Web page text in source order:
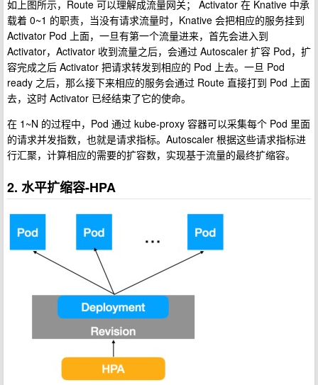
如上图所示，Route 可以理解成流量网关； Activator 在 Knative 中承
载着 0~1 的职责，当没有请求流量时，Knative 会把相应的服务挂到
Activator Pod 上面，一旦有第一个流量进来，首先会进入到
Activator，Activator 收到流量之后，会通过 Autoscaler 扩容 Pod，扩
容完成之后 Activator 把请求转发到相应的 Pod 上去。一旦 Pod
ready 之后，那么接下来相应的服务会通过 Route 直接打到 Pod 上面
去，这时 Activator 已经结束了它的使命。
在 1~N 的过程中，Pod 通过 kube-proxy 容器可以采集每个 Pod 里面
的请求并发指数­，也就是请求指标。Autoscaler 根据这些请求指标进
行汇聚，计算相应的需要的扩容数，实现基于流量的最终扩缩容。
2. 水平扩缩容-HPA